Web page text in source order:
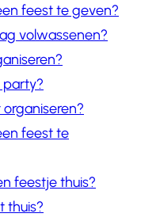
feest te geven?
volwassenen?
party?
feest te
feestje thuis?
thuis?